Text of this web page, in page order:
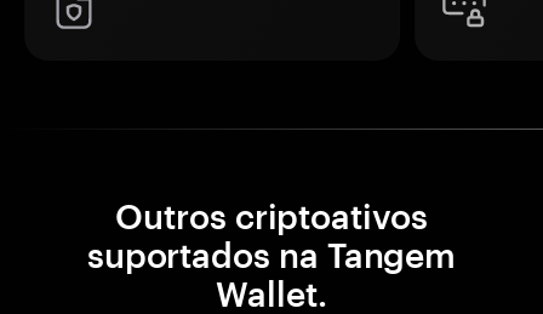
Outros criptoativos
suportados na Tangem
Wallet.